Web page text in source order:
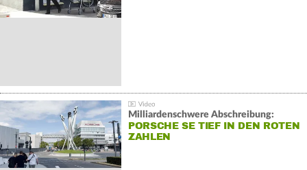
Milliardenschwere Abschreibung:
PORSCHE SE TIEF IN DEN ROTEN
ZAHLEN